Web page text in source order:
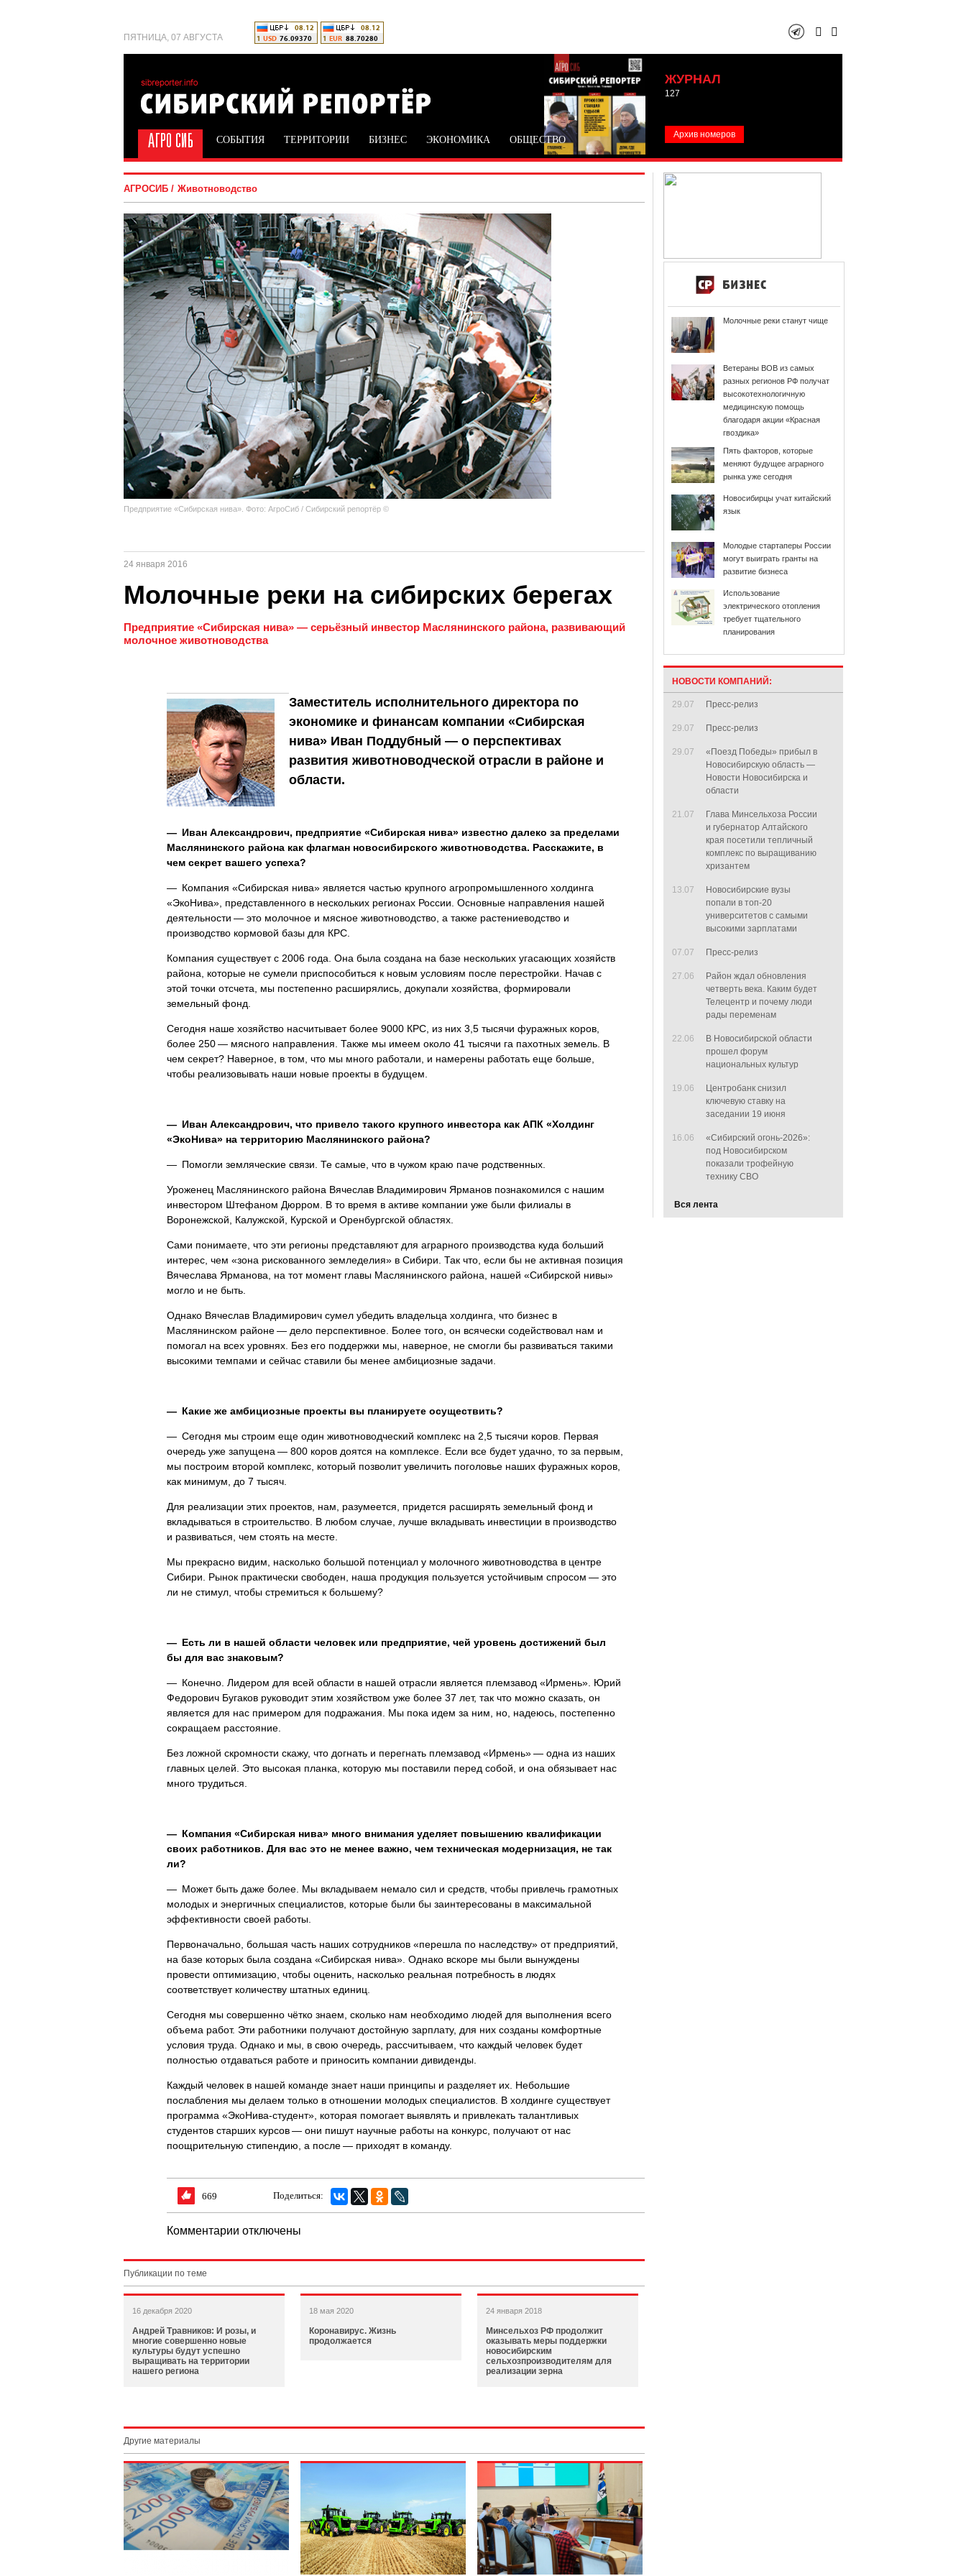
ПЯТНИЦА, 07 АВГУСТА
ЖУРНАЛ
127
Архив номеров
СОБЫТИЯ ТЕРРИТОРИИ БИЗНЕС ЭКОНОМИКА ОБЩЕСТВО
АГРОСИБ Животноводство
Предприятие «Сибирская нива». Фото: АгроСиб / Сибирский репортёр ©
24 января 2016
Молочные реки на сибирских берегах
Предприятие «Сибирская нива» — серьёзный инвестор Маслянинского района, развивающий
молочное животноводства
Заместитель исполнительного директора по
экономике и финансам компании «Сибирская
нива» Иван Поддубный — о перспективах
развития животноводческой отрасли в районе и
области.
— Иван Александрович, предприятие «Сибирская нива» известно далеко за пределами
Маслянинского района как флагман новосибирского животноводства. Расскажите, в
чем секрет вашего успеха?
— Компания «Сибирская нива» является частью крупного агропромышленного холдинга
«ЭкоНива», представленного в нескольких регионах России. Основные направления нашей
деятельности — это молочное и мясное животноводство, а также растениеводство и
производство кормовой базы для КРС.
Компания существует с 2006 года. Она была создана на базе нескольких угасающих хозяйств
района, которые не сумели приспособиться к новым условиям после перестройки. Начав с
этой точки отсчета, мы постепенно расширялись, докупали хозяйства, формировали
земельный фонд.
Сегодня наше хозяйство насчитывает более 9000 КРС, из них 3,5 тысячи фуражных коров,
более 250 — мясного направления. Также мы имеем около 41 тысячи га пахотных земель. В
чем секрет? Наверное, в том, что мы много работали, и намерены работать еще больше,
чтобы реализовывать наши новые проекты в будущем.
— Иван Александрович, что привело такого крупного инвестора как АПК «Холдинг
«ЭкоНива» на территорию Маслянинского района?
— Помогли земляческие связи. Те самые, что в чужом краю паче родственных.
Уроженец Маслянинского района Вячеслав Владимирович Ярманов познакомился с нашим
инвестором Штефаном Дюрром. В то время в активе компании уже были филиалы в
Воронежской, Калужской, Курской и Оренбургской областях.
Сами понимаете, что эти регионы представляют для аграрного производства куда больший
интерес, чем «зона рискованного земледелия» в Сибири. Так что, если бы не активная позиция
Вячеслава Ярманова, на тот момент главы Маслянинского района, нашей «Сибирской нивы»
могло и не быть.
Однако Вячеслав Владимирович сумел убедить владельца холдинга, что бизнес в
Маслянинском районе — дело перспективное. Более того, он всячески содействовал нам и
помогал на всех уровнях. Без его поддержки мы, наверное, не смогли бы развиваться такими
высокими темпами и сейчас ставили бы менее амбициозные задачи.
— Какие же амбициозные проекты вы планируете осуществить?
— Сегодня мы строим еще один животноводческий комплекс на 2,5 тысячи коров. Первая
очередь уже запущена — 800 коров доятся на комплексе. Если все будет удачно, то за первым,
мы построим второй комплекс, который позволит увеличить поголовье наших фуражных коров,
как минимум, до 7 тысяч.
Для реализации этих проектов, нам, разумеется, придется расширять земельный фонд и
вкладываться в строительство. В любом случае, лучше вкладывать инвестиции в производство
и развиваться, чем стоять на месте.
Мы прекрасно видим, насколько большой потенциал у молочного животноводства в центре
Сибири. Рынок практически свободен, наша продукция пользуется устойчивым спросом — это
ли не стимул, чтобы стремиться к большему?
— Есть ли в нашей области человек или предприятие, чей уровень достижений был
бы для вас знаковым?
— Конечно. Лидером для всей области в нашей отрасли является племзавод «Ирмень». Юрий
Федорович Бугаков руководит этим хозяйством уже более 37 лет, так что можно сказать, он
является для нас примером для подражания. Мы пока идем за ним, но, надеюсь, постепенно
сокращаем расстояние.
Без ложной скромности скажу, что догнать и перегнать племзавод «Ирмень» — одна из наших
главных целей. Это высокая планка, которую мы поставили перед собой, и она обязывает нас
много трудиться.
— Компания «Сибирская нива» много внимания уделяет повышению квалификации
своих работников. Для вас это не менее важно, чем техническая модернизация, не так
ли?
— Может быть даже более. Мы вкладываем немало сил и средств, чтобы привлечь грамотных
молодых и энергичных специалистов, которые были бы заинтересованы в максимальной
эффективности своей работы.
Первоначально, большая часть наших сотрудников «перешла по наследству» от предприятий,
на базе которых была создана «Сибирская нива». Однако вскоре мы были вынуждены
провести оптимизацию, чтобы оценить, насколько реальная потребность в людях
соответствует количеству штатных единиц.
Сегодня мы совершенно чётко знаем, сколько нам необходимо людей для выполнения всего
объема работ. Эти работники получают достойную зарплату, для них созданы комфортные
условия труда. Однако и мы, в свою очередь, рассчитываем, что каждый человек будет
полностью отдаваться работе и приносить компании дивиденды.
Каждый человек в нашей команде знает наши принципы и разделяет их. Небольшие
послабления мы делаем только в отношении молодых специалистов. В холдинге существует
программа «ЭкоНива-студент», которая помогает выявлять и привлекать талантливых
студентов старших курсов — они пишут научные работы на конкурс, получают от нас
поощрительную стипендию, а после — приходят в команду.
669 Поделиться:
Комментарии отключены
Публикации по теме
16 декабря 2020
Андрей Травников: И розы, и
многие совершенно новые
культуры будут успешно
выращивать на территории
нашего региона
18 мая 2020
Коронавирус. Жизнь
продолжается
24 января 2018
Минсельхоз РФ продолжит
оказывать меры поддержки
новосибирским
сельхозпроизводителям для
реализации зерна
Другие материалы
Молочные реки станут чище
Ветераны ВОВ из самых
разных регионов РФ получат
высокотехнологичную
медицинскую помощь
благодаря акции «Красная
гвоздика»
Пять факторов, которые
меняют будущее аграрного
рынка уже сегодня
Новосибирцы учат китайский
язык
Молодые стартаперы России
могут выиграть гранты на
развитие бизнеса
Использование
электрического отопления
требует тщательного
планирования
НОВОСТИ КОМПАНИЙ:
29.07 Пресс-релиз
29.07 Пресс-релиз
29.07
«Поезд Победы» прибыл в
Новосибирскую область —
Новости Новосибирска и
области
21.07
Глава Минсельхоза России
и губернатор Алтайского
края посетили тепличный
комплекс по выращиванию
хризантем
13.07
Новосибирские вузы
попали в топ-20
университетов с самыми
высокими зарплатами
07.07 Пресс-релиз
27.06
Район ждал обновления
четверть века. Каким будет
Телецентр и почему люди
рады переменам
22.06
В Новосибирской области
прошел форум
национальных культур
19.06
Центробанк снизил
ключевую ставку на
заседании 19 июня
16.06
«Сибирский огонь-2026»:
под Новосибирском
показали трофейную
технику СВО
Вся лента